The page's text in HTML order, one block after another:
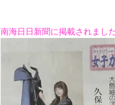
南海日日新聞に掲載されました